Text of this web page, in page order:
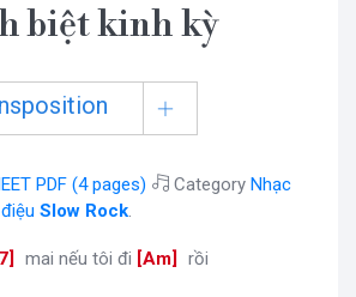
biệt kinh kỳ
PDF (4 pages) Category Nhạc
Slow Rock.
mai nếu tôi đi [Am rồi